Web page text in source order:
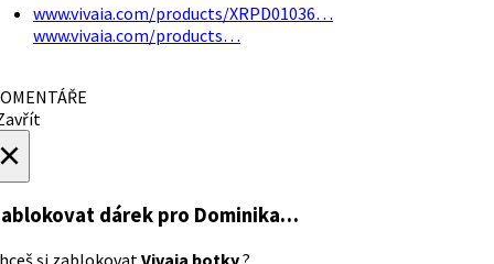
www.vivaia.com/products/XRPD01036…
www.vivaia.com/products…
dárek pro Dominika…